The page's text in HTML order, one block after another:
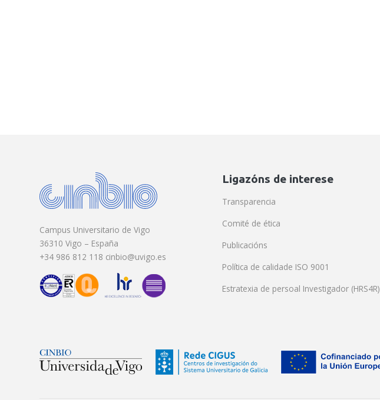
Campus Universitario de Vigo
36310 Vigo – España
+34 986 812 118 cinbio@uvigo.es
Ligazóns de interese
Transparencia
Comité de ética
Publicacións
Política de calidade ISO 9001
Estratexia de persoal Investigador (HRS4R)